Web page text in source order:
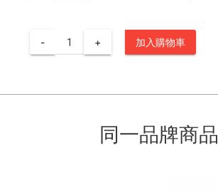
- + 加入購物車
同一品牌商品